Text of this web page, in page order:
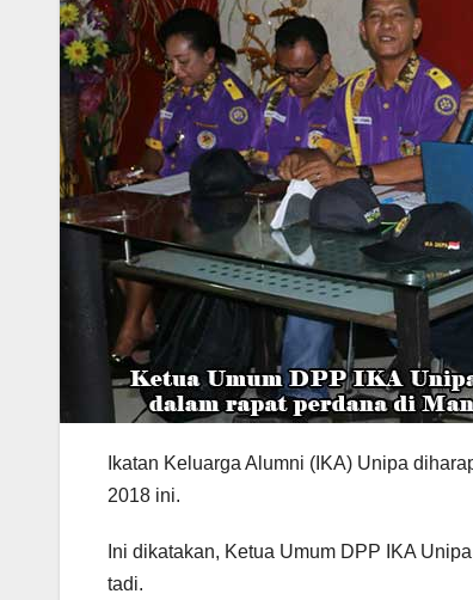
Ikatan Keluarga Alumni (IKA) Unipa
2018 ini.
Ini dikatakan, Ketua Umum DPP IKA
tadi.